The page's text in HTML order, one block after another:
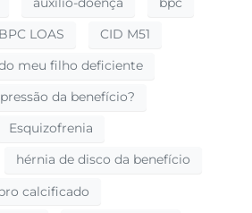
BPC LOAS
CID M51
meu filho deficiente
da benefício?
Esquizofrenia
hérnia de disco da benefício
calcificado